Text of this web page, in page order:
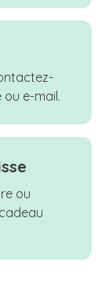
e-mail.
ou